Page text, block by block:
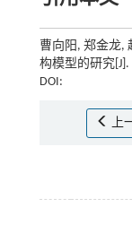
曹向阳, 郑金龙,
构模型的研究[J].
DOI:
上